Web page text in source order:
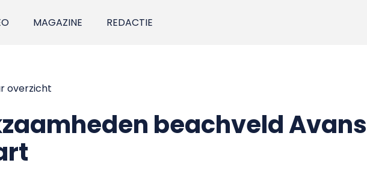
MAGAZINE REDACTIE
overzicht
beachveld